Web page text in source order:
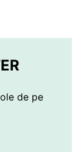
de pe